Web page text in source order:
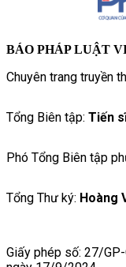
BÁO PHÁP LUẬT
Chuyên trang truyền
Tổng Biên tập: Tiến
Phó Tổng Biên tập
Tổng Thư ký: Hoàng
Giấy phép số: 27/